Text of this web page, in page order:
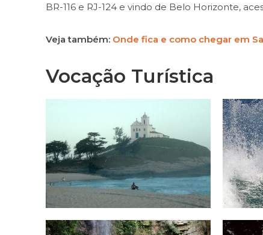
BR-116 e RJ-124 e vindo de Belo Horizonte,
Veja também: Onde fica e como chegar em
Vocação Turística